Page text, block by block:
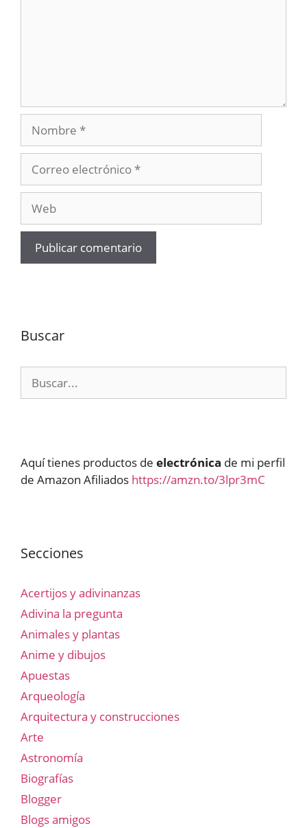
electrónico
Buscar
Aquí tienes productos de electrónica de mi perfil
de Amazon Afiliados https://amzn.to/3lpr3mC
Secciones
Acertijos y adivinanzas
Adivina la pregunta
Animales y plantas
Anime y dibujos
Apuestas
Arqueología
Arquitectura y construcciones
Arte
Astronomía
Biografías
Blogger
Blogs amigos